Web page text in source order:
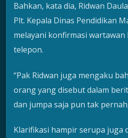
Bahkan, kata dia, Ridwan
Plt. Kepala Dinas Pendidikan
melayani konfirmasi
telepon.
“Pak Ridwan juga mengaku
orang yang disebut dalam
dan jumpa saja pun tak
Klarifikasi hampir serupa juga